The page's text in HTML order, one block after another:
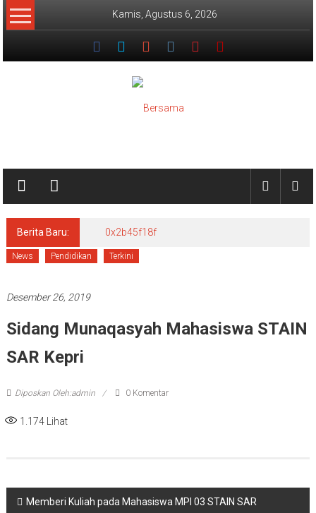
Lompat
ke
Kamis, Agustus 6, 2026
Satrio
Berita Baru: 0x2b45f18f
News Pendidikan Terkini
Desember 26, 2019
Sidang Munaqasyah Mahasiswa STAIN
SAR Kepri
Diposkan Oleh:admin 0 Komentar
1.174Lihat
Navigasi
Memberi Kuliah pada Mahasiswa MPI 03 STAIN SAR